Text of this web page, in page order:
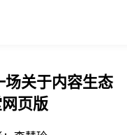
场关于内容生态
页版